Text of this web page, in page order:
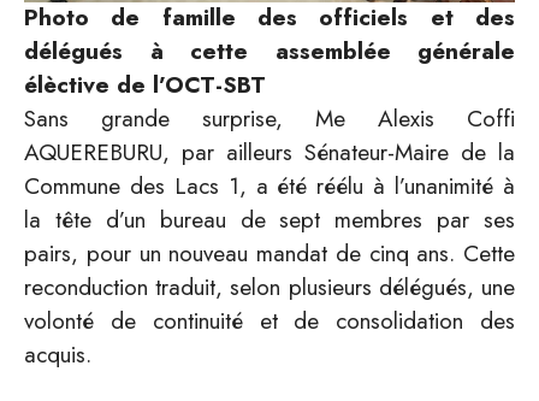
Photo de famille des officiels et des
délégués à cette assemblée générale
élèctive de l’OCT-SBT
Sans grande surprise, Me Alexis Coffi
AQUEREBURU, par ailleurs Sénateur-Maire de la
Commune des Lacs 1, a été réélu à l’unanimité à
la tête d’un bureau de sept membres par ses
pairs, pour un nouveau mandat de cinq ans. Cette
reconduction traduit, selon plusieurs délégués, une
volonté de continuité et de consolidation des
acquis.